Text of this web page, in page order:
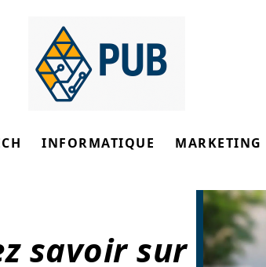
INFORMATIQUE MARKETING
savoir sur